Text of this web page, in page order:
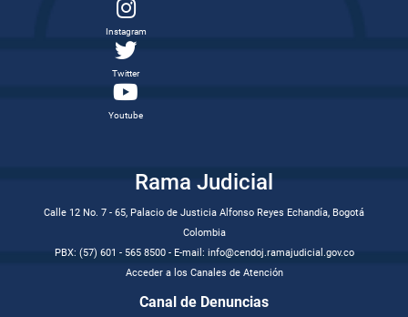
Instagram
Twitter
Youtube
Rama Judicial
Calle 12 No. 7 - 65, Palacio de Justicia Alfonso Reyes Echandía, Bogotá
Colombia
PBX: (57) 601 - 565 8500 - E-mail: info@cendoj.ramajudicial.gov.co
Acceder a los Canales de Atención
Canal de Denuncias